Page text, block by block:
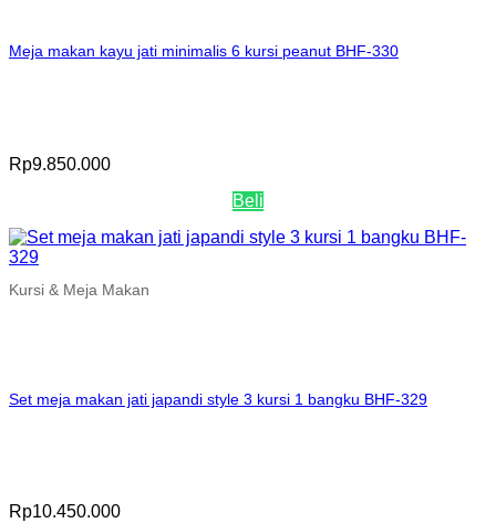
Meja makan kayu jati minimalis 6 kursi peanut BHF-330
Rp9.850.000
Beli
Kursi & Meja Makan
Set meja makan jati japandi style 3 kursi 1 bangku BHF-329
Rp10.450.000